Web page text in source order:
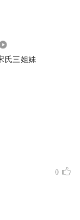
氏三姐妹
0